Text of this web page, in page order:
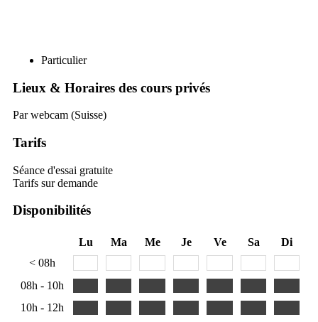
Particulier
Lieux & Horaires des cours privés
Par webcam (Suisse)
Tarifs
Séance d'essai gratuite
Tarifs sur demande
Disponibilités
Lu Ma Me Je Ve Sa
Di
< 08h
08h - 10h
10h - 12h